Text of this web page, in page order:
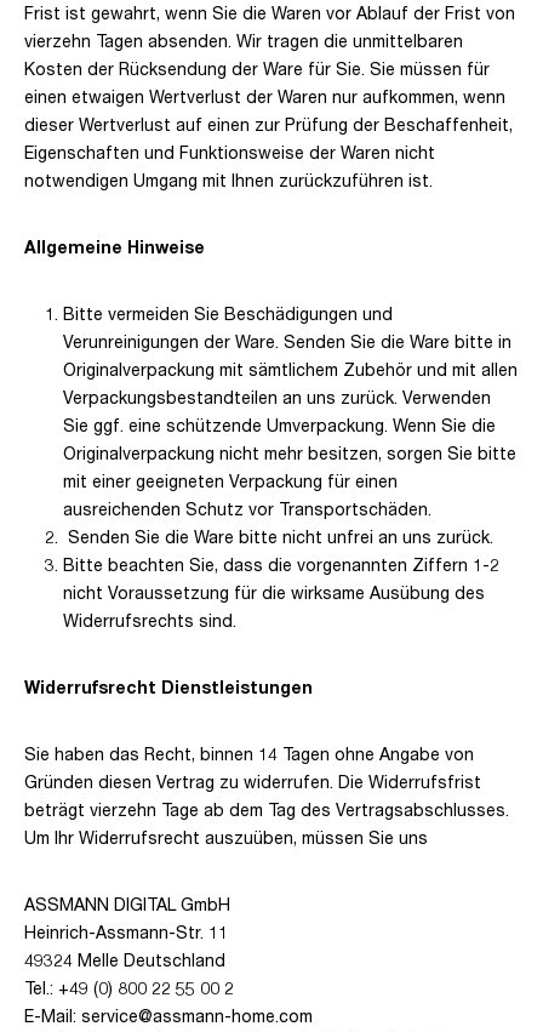
Frist ist gewahrt, wenn Sie die Waren vor Ablauf der Frist von
vierzehn Tagen absenden. Wir tragen die unmittelbaren
Kosten der Rücksendung der Ware für Sie. Sie müssen für
einen etwaigen Wertverlust der Waren nur aufkommen, wenn
dieser Wertverlust auf einen zur Prüfung der Beschaffenheit,
Eigenschaften und Funktionsweise der Waren nicht
notwendigen Umgang mit Ihnen zurückzuführen ist.
Allgemeine Hinweise
Bitte vermeiden Sie Beschädigungen und
Verunreinigungen der Ware. Senden Sie die Ware bitte in
Originalverpackung mit sämtlichem Zubehör und mit allen
Verpackungsbestandteilen an uns zurück. Verwenden
Sie ggf. eine schützende Umverpackung. Wenn Sie die
Originalverpackung nicht mehr besitzen, sorgen Sie bitte
mit einer geeigneten Verpackung für einen
ausreichenden Schutz vor Transportschäden.
Senden Sie die Ware bitte nicht unfrei an uns zurück.
Bitte beachten Sie, dass die vorgenannten Ziffern 1-2
nicht Voraussetzung für die wirksame Ausübung des
Widerrufsrechts sind.
Widerrufsrecht Dienstleistungen
Sie haben das Recht, binnen 14 Tagen ohne Angabe von
Gründen diesen Vertrag zu widerrufen. Die Widerrufsfrist
beträgt vierzehn Tage ab dem Tag des Vertragsabschlusses.
Um Ihr Widerrufsrecht auszuüben, müssen Sie uns
ASSMANN DIGITAL GmbH
Heinrich-Assmann-Str. 11
49324 Melle Deutschland
Tel.: +49 (0) 800 22 55 00 2
E-Mail: service@assmann-home.com